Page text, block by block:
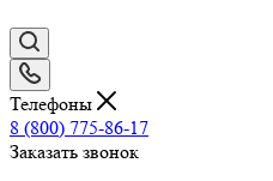
Телефоны
8 (800) 775-86-17
Заказать звонок